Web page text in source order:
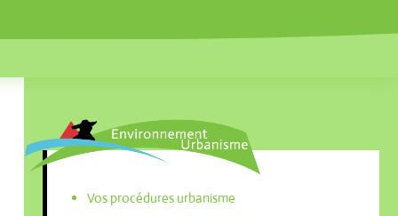
Vos procédures urbanisme